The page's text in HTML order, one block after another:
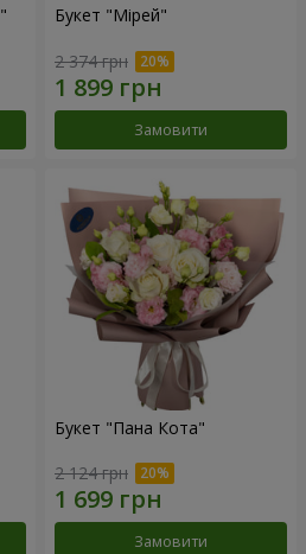
Букет "Мірей"
2 374 грн
Замовити
Букет "Пана Кота"
2 124 грн
Замовити